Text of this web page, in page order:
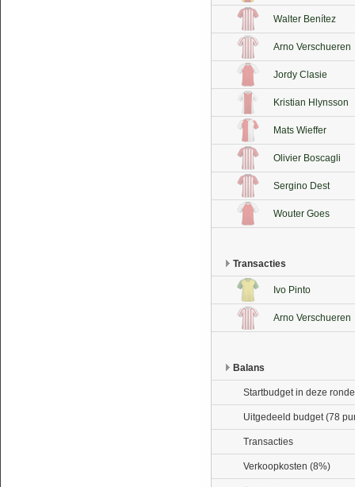
Walter Benítez
Arno Verschueren
Jordy Clasie
Kristian Hlynsson
Mats Wieffer
Olivier Boscagli
Sergino Dest
Wouter Goes
Transacties
Ivo Pinto
Arno Verschueren
Balans
Startbudget in deze ronde
Uitgedeeld budget (78
Transacties
Verkoopkosten (8%)